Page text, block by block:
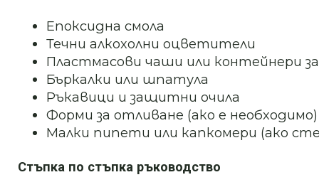
Епоксидна смола
Течни алкохолни оцветители
Пластмасови чаши или контейнери
Бъркалки или шпатула
Ръкавици и защитни очила
Форми за отливане (ако е необходимо)
Малки пипети или капкомери (ако
Стъпка по стъпка ръководство